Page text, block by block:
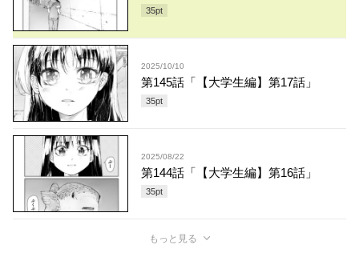
35pt
2025/10/10
第145話「【大学生編】第17話」
35pt
2025/08/22
第144話「【大学生編】第16話」
35pt
もっと見る